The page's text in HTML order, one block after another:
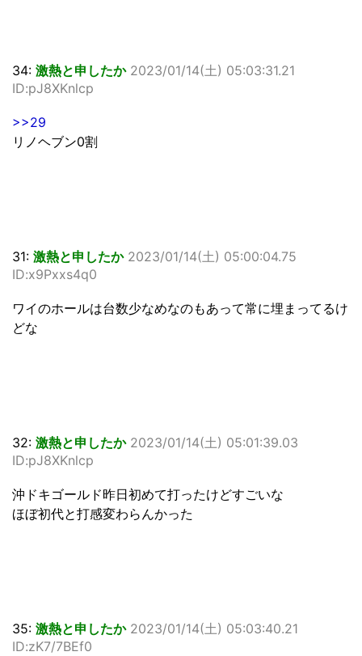
34: 激熱と申したか 2023/01/14(土) 05:03:31.21
ID:pJ8XKnlcp
>>29
リノヘブン0割
31: 激熱と申したか 2023/01/14(土) 05:00:04.75
ID:x9Pxxs4q0
ワイのホールは台数少なめなのもあって常に埋まってるけ
どな
32: 激熱と申したか 2023/01/14(土) 05:01:39.03
ID:pJ8XKnlcp
沖ドキゴールド昨日初めて打ったけどすごいな
ほぼ初代と打感変わらんかった
35: 激熱と申したか 2023/01/14(土) 05:03:40.21
ID:zK7/7BEf0